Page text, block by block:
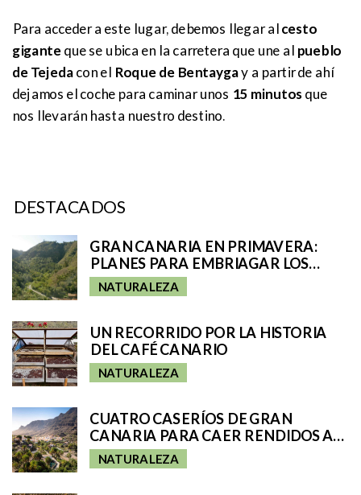
Para acceder a este lugar, debemos llegar alcesto
giganteque se ubica en la carretera que une al pueblo
de Tejedacon el Roque de Bentaygay a partir de ahí
dejamos el coche para caminar unos 15 minutosque
nos llevarán hasta nuestro destino.
DESTACADOS
GRAN CANARIA EN PRIMAVERA:
PLANES PARA EMBRIAGAR LOS
CINCO SENTIDOS
NATURALEZA
UN RECORRIDO POR LA HISTORIA
DEL CAFÉ CANARIO
NATURALEZA
CUATRO CASERÍOS DE GRAN
CANARIA PARA CAER RENDIDOS A
SU ENCANTO
NATURALEZA